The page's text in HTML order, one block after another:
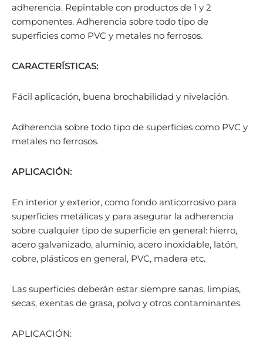
adherencia. Repintable con productos de 1 y 2
componentes. Adherencia sobre todo tipo de
superficies como PVC y metales no ferrosos.
CARACTERÍSTICAS:
Fácil aplicación, buena brochabilidad y nivelación.
Adherencia sobre todo tipo de superficies como PVC y
metales no ferrosos.
APLICACIÓN:
En interior y exterior, como fondo anticorrosivo para
superficies metálicas y para asegurar la adherencia
sobre cualquier tipo de superficie en general: hierro,
acero galvanizado, aluminio, acero inoxidable, latón,
cobre, plásticos en general, PVC, madera etc.
Las superficies deberán estar siempre sanas, limpias,
secas, exentas de grasa, polvo y otros contaminantes.
APLICACIÓN: